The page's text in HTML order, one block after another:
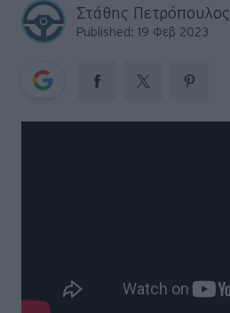
Στάθης Πετρόπουλος
Published: 19 Φεβ 2023
Big Reads
Moto